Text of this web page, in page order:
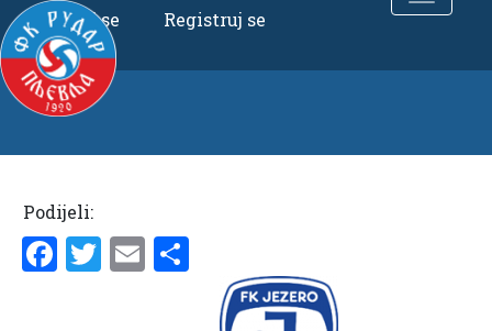
Uloguj se Registruj se
Podijeli:
Facebook
Twitter
Email